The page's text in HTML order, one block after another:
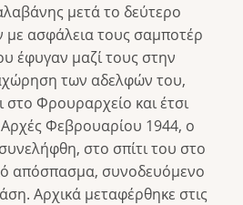
μετά το δεύτερο
ασφάλεια τους σαμποτέρ
έφυγαν μαζί τους στην
των αδελφών του,
στο Φρουραρχείο και έτσι
Φεβρουαρίου 1944, ο
στο σπίτι του στο
απόσπασμα, συνοδευόμενο
Αρχικά μεταφέρθηκε στις